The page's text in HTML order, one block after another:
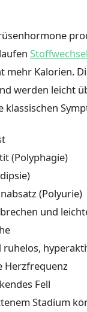
mehr Kalorien.
werden leicht
klassischen
(Polyphagie)
(Polyurie)
und
ruhelos,
Herzfrequenz
Fell
Stadium